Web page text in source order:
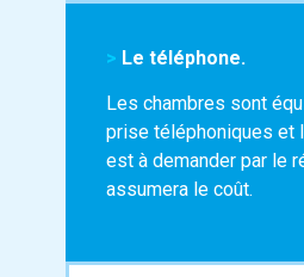
> Le téléphone.
Les chambres sont
prise téléphoniques et
est à demander par le
assumera le coût.